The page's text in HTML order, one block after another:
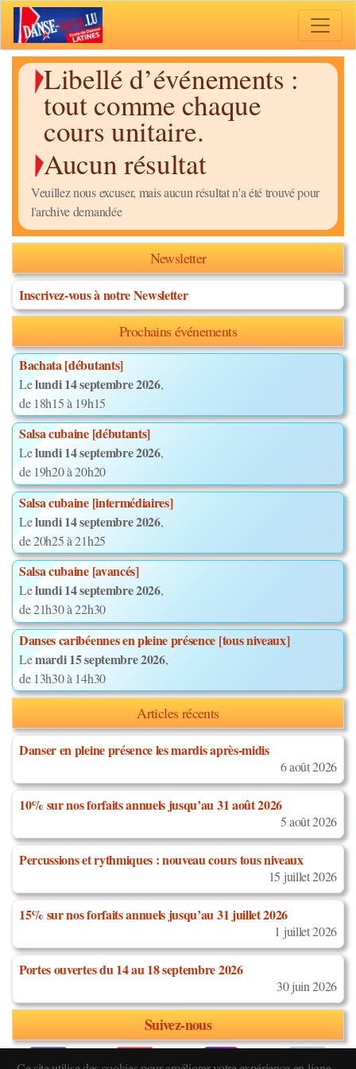
Libellé d’événements :
tout comme chaque
cours unitaire.
Aucun résultat
Veuillez nous excuser, mais aucun résultat n'a été trouvé pour
l'archive demandée
Newsletter
Inscrivez-vous à notre Newsletter
Prochains événements
Bachata [débutants]
Lelundi 14 septembre 2026,
de 18h15 à 19h15
Salsa cubaine [débutants]
Lelundi 14 septembre 2026,
de 19h20 à 20h20
Salsa cubaine [intermédiaires]
Lelundi 14 septembre 2026,
de 20h25 à 21h25
Salsa cubaine [avancés]
Lelundi 14 septembre 2026,
de 21h30 à 22h30
Danses caribéennes en pleine présence [tous niveaux]
Lemardi 15 septembre 2026,
de 13h30 à 14h30
Articles récents
Danser en pleine présence les mardis après-midis
6 août 2026
10% sur nos forfaits annuels jusqu’au 31 août 2026
5 août 2026
Percussions et rythmiques : nouveau cours tous niveaux
15 juillet 2026
15% sur nos forfaits annuels jusqu’au 31 juillet 2026
1 juillet 2026
Portes ouvertes du 14 au 18 septembre 2026
30 juin 2026
Suivez-nous